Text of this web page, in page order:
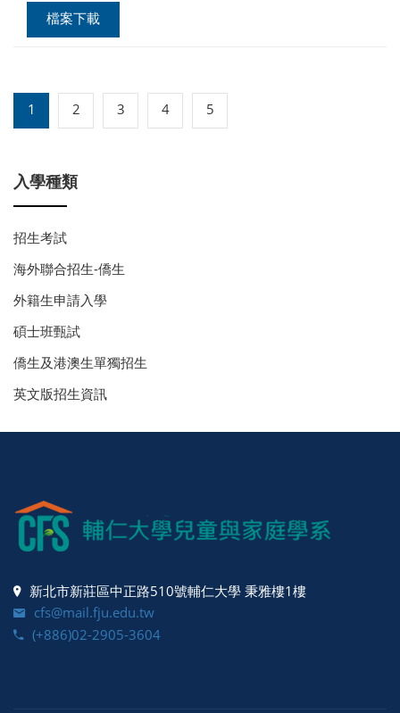
檔案下載
1 2 3 4 5
入學種類
招生考試
海外聯合招生-僑生
外籍生申請入學
碩士班甄試
僑生及港澳生單獨招生
英文版招生資訊
新北市新莊區中正路510號輔仁大學 秉雅樓1樓
cfs@mail.fju.edu.tw
(+886)02-2905-3604